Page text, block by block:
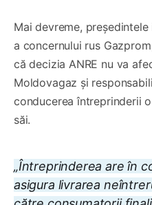
Mai devreme,
a concernului rus
că decizia ANRE nu va
Moldovagaz și
conducerea întreprinderii
săi.
„Întreprinderea are în
asigura livrarea